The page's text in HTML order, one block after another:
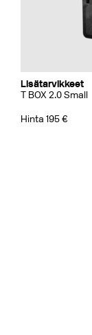
Lisätarvikkeet
T BOX 2.0 Small
Hinta 195 €